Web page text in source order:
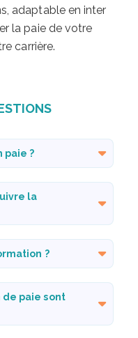
adaptable en inter
la paie de votre
carrière.
paie ?
la
?
paie sont